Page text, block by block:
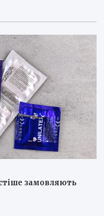
замовляють